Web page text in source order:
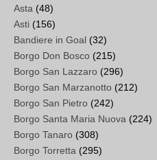
Asta (48)
Asti (156)
Bandiere in Goal (32)
Borgo Don Bosco (215)
Borgo San Lazzaro (296)
Borgo San Marzanotto (212)
Borgo San Pietro (242)
Borgo Santa Maria Nuova (224)
Borgo Tanaro (308)
Borgo Torretta (295)